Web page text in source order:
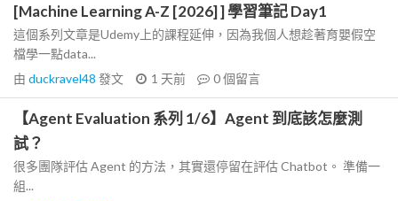
[Machine Learning A-Z [2026] ] 學習筆記 Day1
這個系列文章是Udemy上的課程延伸，因為我個人想趁著育嬰假空
檔學一點data...
由 duckravel48 發文 1 天前 0個留言
【Agent Evaluation 系列 1/6】Agent 到底該怎麼測
試？
很多團隊評估 Agent 的方法，其實還停留在評估 Chatbot。 準備一
組...